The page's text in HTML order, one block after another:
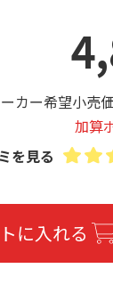
カー希望小売
加算
を見る
に入れる